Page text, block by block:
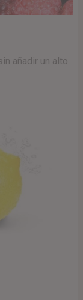
añadir un alto